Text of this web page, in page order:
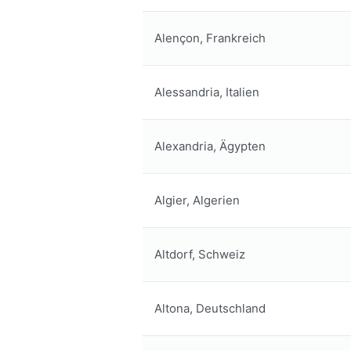
Alençon, Frankreich
Alessandria, Italien
Alexandria, Ägypten
Algier, Algerien
Altdorf, Schweiz
Altona, Deutschland